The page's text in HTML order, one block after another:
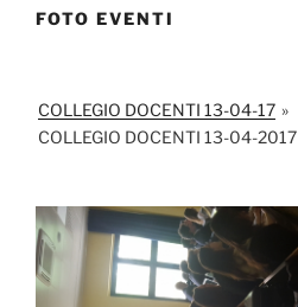
FOTO EVENTI
COLLEGIO DOCENTI 13-04-17 »
COLLEGIO DOCENTI 13-04-2017